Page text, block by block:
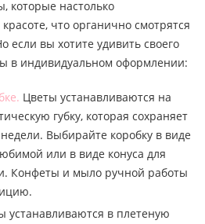
которые настолько
что органично смотрятся
если вы хотите удивить своего
в индивидуальном оформлении:
Цветы устанавливаются на
губку, которая сохраняет
Выбирайте коробку в виде
или в виде конуса для
Конфеты и мыло ручной работы
устанавливаются в плетеную